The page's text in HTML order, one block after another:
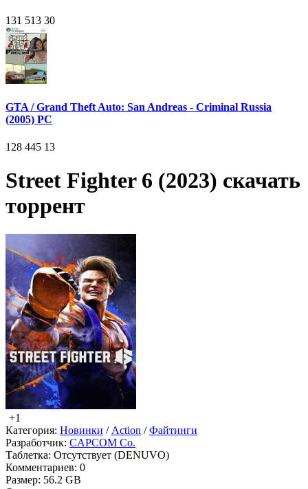
131 513 30
GTA / Grand Theft Auto: San Andreas - Criminal Russia
(2005) PC
128 445 13
Street Fighter 6 (2023) скачать
торрент
+1
Категория: Новинки / Action /Файтинги
Разработчик: CAPCOM Co.
Таблетка: Отсутствует (DENUVO)
Комментариев: 0
Размер: 56.2 GB